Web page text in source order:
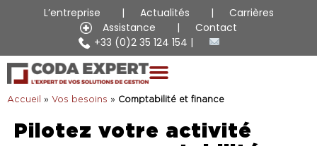
L’entreprise Actualités
Carrières
Assistance
Contact
+33 (0)2 35 124 154
Accueil » Vos besoins » Comptabilité et finance
Pilotez votre activité